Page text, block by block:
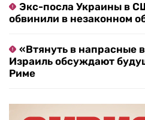
Экс-посла Украины в
обвинили в незаконном
«Втянуть в напрасные
Израиль обсуждают
Риме